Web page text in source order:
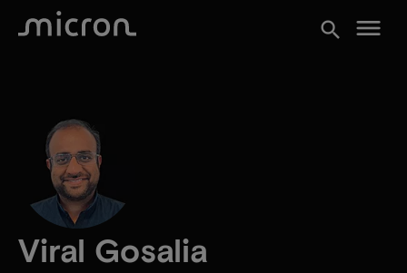
search menu
Viral Gosalia